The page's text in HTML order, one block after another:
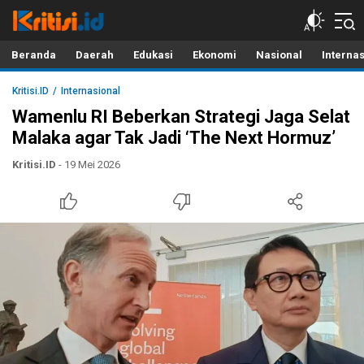
Kritisi.ID
Kritik untuk Negeri!
Beranda Daerah Edukasi Ekonomi Nasional
Kritisi.ID Internasional
Wamenlu RI Beberkan Strategi Jaga Selat
Malaka agar Tak Jadi ‘The Next Hormuz’
Kritisi.ID - 19 Mei 2026